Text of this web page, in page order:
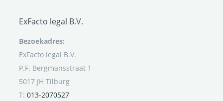
ExFacto legal B.V.
Bezoekadres:
ExFacto legal B.V.
P.F. Bergmansstraat 1
5017 JH Tilburg
T: 013-2070527